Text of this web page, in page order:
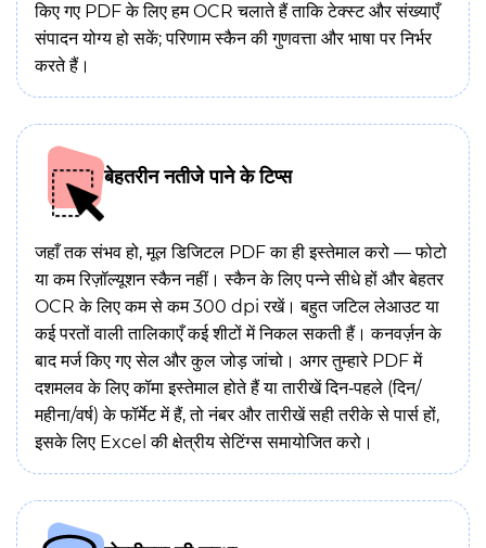
किए गए PDF के लिए हम OCR चलाते हैं ताकि टेक्स्ट और संख्याएँ
संपादन योग्य हो सकें; परिणाम स्कैन की गुणवत्ता और भाषा पर निर्भर
करते हैं।
बेहतरीन नतीजे पाने के टिप्स
जहाँ तक संभव हो, मूल डिजिटल PDF का ही इस्तेमाल करो — फोटो
या कम रिज़ॉल्यूशन स्कैन नहीं। स्कैन के लिए पन्ने सीधे हों और बेहतर
OCR के लिए कम से कम 300 dpi रखें। बहुत जटिल लेआउट या
कई परतों वाली तालिकाएँ कई शीटों में निकल सकती हैं। कनवर्ज़न के
बाद मर्ज किए गए सेल और कुल जोड़ जांचो। अगर तुम्हारे PDF में
दशमलव के लिए कॉमा इस्तेमाल होते हैं या तारीखें दिन‑पहले (दिन/
महीना/वर्ष) के फॉर्मेट में हैं, तो नंबर और तारीखें सही तरीके से पार्स हों,
इसके लिए Excel की क्षेत्रीय सेटिंग्स समायोजित करो।